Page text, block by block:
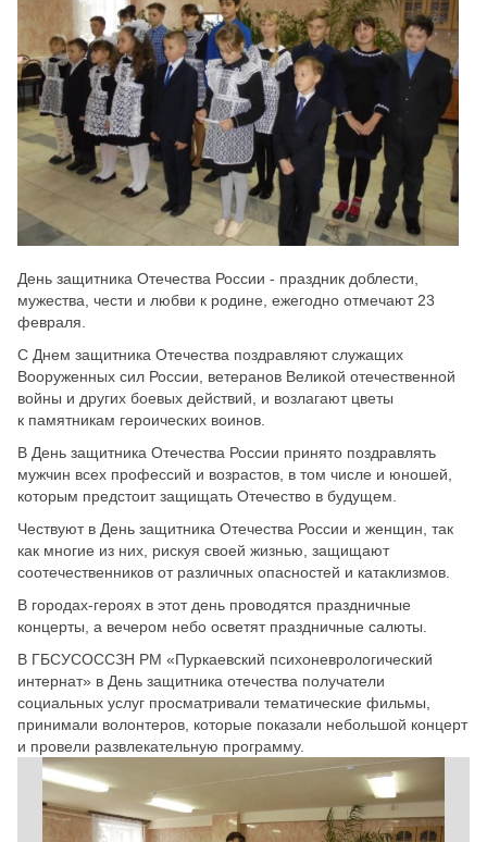
День защитника Отечества России - праздник доблести,
мужества, чести и любви к родине, ежегодно отмечают 23
февраля.
С Днем защитника Отечества поздравляют служащих
Вооруженных сил России, ветеранов Великой отечественной
войны и других боевых действий, и возлагают цветы
к памятникам героических воинов.
В День защитника Отечества России принято поздравлять
мужчин всех профессий и возрастов, в том числе и юношей,
которым предстоит защищать Отечество в будущем.
Чествуют в День защитника Отечества России и женщин, так
как многие из них, рискуя своей жизнью, защищают
соотечественников от различных опасностей и катаклизмов.
В городах-героях в этот день проводятся праздничные
концерты, а вечером небо осветят праздничные салюты.
В ГБСУСОССЗН РМ «Пуркаевский психоневрологический
интернат» в День защитника отечества получатели
социальных услуг просматривали тематические фильмы,
принимали волонтеров, которые показали небольшой концерт
и провели развлекательную программу.